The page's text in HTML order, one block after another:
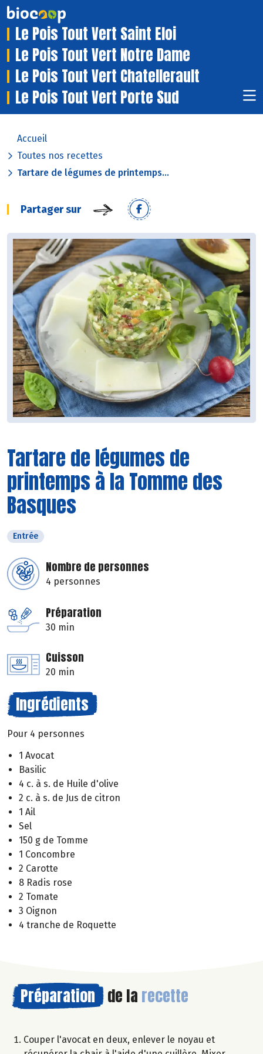
Le Pois Tout Vert Saint Eloi
Le Pois Tout Vert Notre Dame
Le Pois Tout Vert Chatellerault
Le Pois Tout Vert Porte Sud
Accueil
Toutes nos recettes
Tartare de légumes de printemps...
Partager sur
Tartare de légumes de
printemps à la Tomme des
Basques
Entrée
Nombre de personnes
4 personnes
Préparation
30 min
Cuisson
20 min
Ingrédients
Pour 4 personnes
1 Avocat
Basilic
4 c. à s. de Huile d'olive
2 c. à s. de Jus de citron
1 Ail
Sel
150 g de Tomme
1 Concombre
2 Carotte
8 Radis rose
2 Tomate
3 Oignon
4 tranche de Roquette
Préparation de la recette
Couper l'avocat en deux, enlever le noyau et